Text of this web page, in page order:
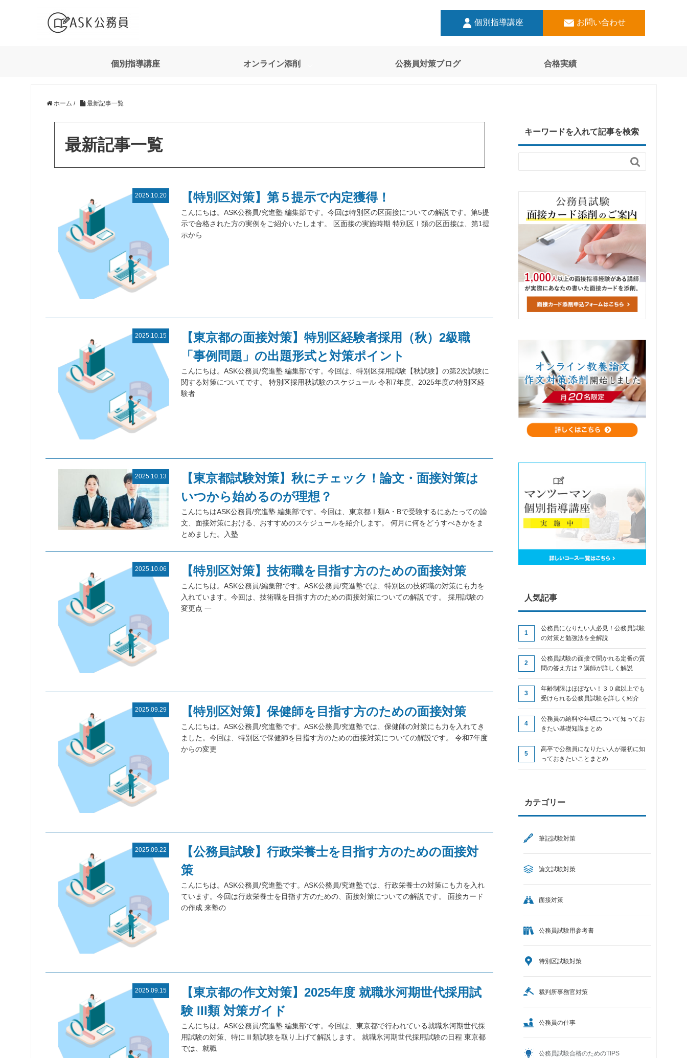
個別指導講座 お問い合わせ
個別指導講座 オンライン添削 公務員対策ブログ 合格実績
ホーム / 最新記事一覧
最新記事一覧
2025.10.20 【特別区対策】第５提示で内定獲得！
こんにちは。ASK公務員/究進塾 編集部です。今回は特別区の区面接についての解説です。第5提
示で合格された方の実例をご紹介いたします。 区面接の実施時期 特別区Ⅰ類の区面接は、第1提
示から
2025.10.15
【東京都の面接対策】特別区経験者採用（秋）2級職
「事例問題」の出題形式と対策ポイント
こんにちは。ASK公務員/究進塾 編集部です。今回は、特別区採用試験【秋試験】の第2次試験に
関する対策についてです。 特別区採用秋試験のスケジュール 令和7年度、2025年度の特別区経
験者
2025.10.13
【東京都試験対策】秋にチェック！論文・面接対策は
いつから始めるのが理想？
こんにちはASK公務員/究進塾 編集部です。今回は、東京都Ⅰ類A・Bで受験するにあたっての論
文、面接対策における、おすすめのスケジュールを紹介します。 何月に何をどうすべきかをま
とめました。入塾
2025.10.06 【特別区対策】技術職を目指す方のための面接対策
こんにちは。ASK公務員/編集部です。ASK公務員/究進塾では、特別区の技術職の対策にも力を
入れています。今回は、技術職を目指す方のための面接対策についての解説です。 採用試験の
変更点 一
2025.09.29 【特別区対策】保健師を目指す方のための面接対策
こんにちは。ASK公務員/究進塾です。ASK公務員/究進塾では、保健師の対策にも力を入れてき
ました。今回は、特別区で保健師を目指す方のための面接対策についての解説です。 令和7年度
からの変更
2025.09.22
【公務員試験】行政栄養士を目指す方のための面接対
策
こんにちは。ASK公務員/究進塾です。ASK公務員/究進塾では、行政栄養士の対策にも力を入れ
ています。今回は行政栄養士を目指す方のための、面接対策についての解説です。 面接カード
の作成 来塾の
2025.09.15
【東京都の作文対策】2025年度 就職氷河期世代採用試
験 III類 対策ガイド
こんにちは。ASK公務員/究進塾 編集部です。今回は、東京都で行われている就職氷河期世代採
用試験の対策、特にⅢ類試験を取り上げて解説します。 就職氷河期世代採用試験の日程 東京都
では、就職
キーワードを入れて記事を検索

人気記事
公務員になりたい人必見！公務員試験
の対策と勉強法を全解説
公務員試験の面接で聞かれる定番の質
問の答え方は？講師が詳しく解説
年齢制限はほぼない！３０歳以上でも
受けられる公務員試験を詳しく紹介
公務員の給料や年収について知ってお
きたい基礎知識まとめ
高卒で公務員になりたい人が最初に知
っておきたいことまとめ
カテゴリー
筆記試験対策
論文試験対策
面接対策
公務員試験用参考書
特別区試験対策
裁判所事務官対策
公務員の仕事
公務員試験合格のためのTIPS